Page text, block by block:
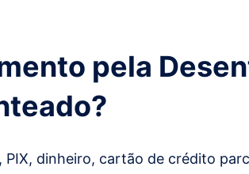
pela
dinheiro, cartão de crédito